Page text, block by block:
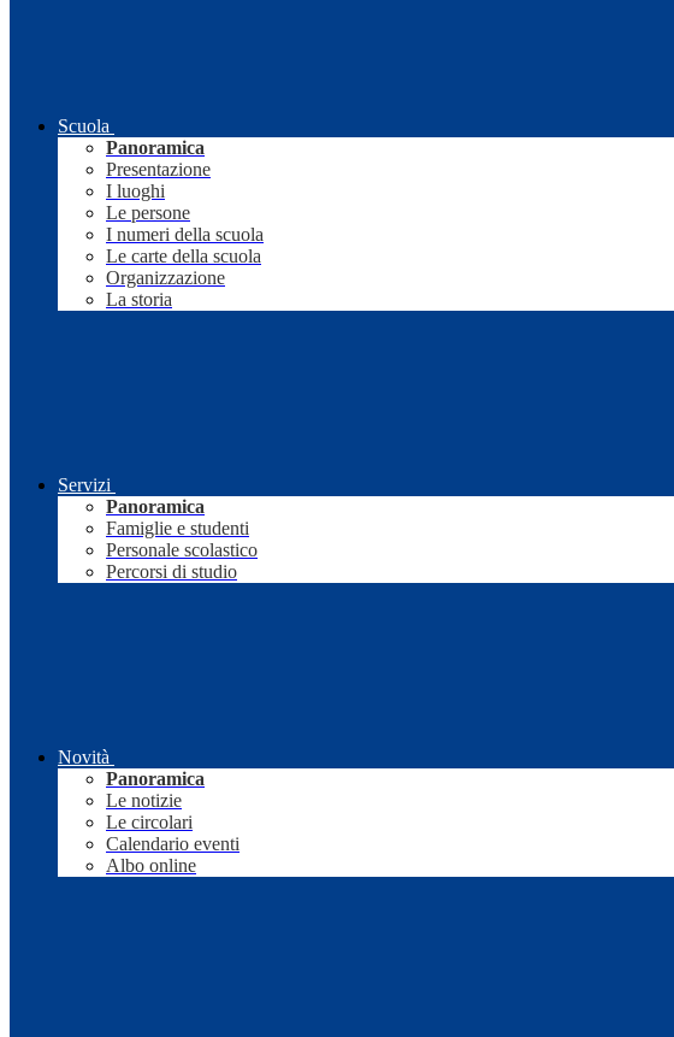
Scuola
Panoramica
Presentazione
I luoghi
Le persone
I numeri della scuola
Le carte della scuola
Organizzazione
La storia
Servizi
Panoramica
Famiglie e studenti
Personale scolastico
Percorsi di studio
Novità
Panoramica
Le notizie
Le circolari
Calendario eventi
Albo online